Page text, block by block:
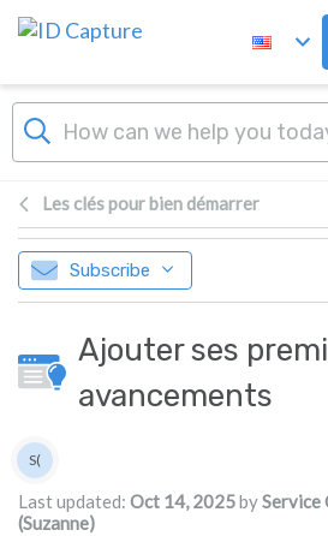
Skip to main content
Les clés pour bien démarrer
Subscribe
Ajouter ses
avancements
Authors list
S(
Service Client ID Capture
Last updated: Oct 14, 2025byService
(Suzanne)